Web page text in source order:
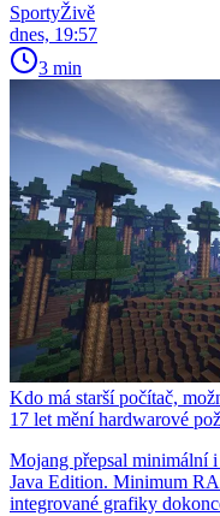
SportyŽivě
dnes, 19:57
3 min
Kdo má starší počítač,
17 let mění hardwarové
Mojang přepsal minimální
Java Edition. Minimum
integrované grafiky